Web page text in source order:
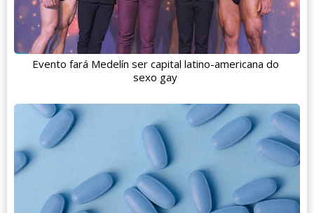
Evento fará Medelín ser capital latino-americana do
sexo gay